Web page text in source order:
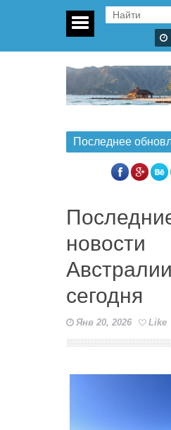
Последнее
новости
сегодня
Янв 20, 2026 Like